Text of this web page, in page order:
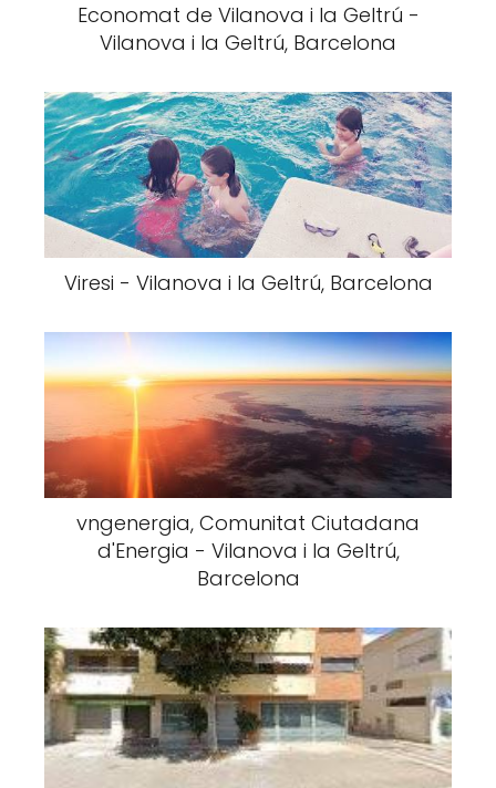
Economat de Vilanova i la Geltrú -
Vilanova i la Geltrú, Barcelona
Viresi - Vilanova i la Geltrú, Barcelona
vngenergia, Comunitat Ciutadana
d'Energia - Vilanova i la Geltrú,
Barcelona